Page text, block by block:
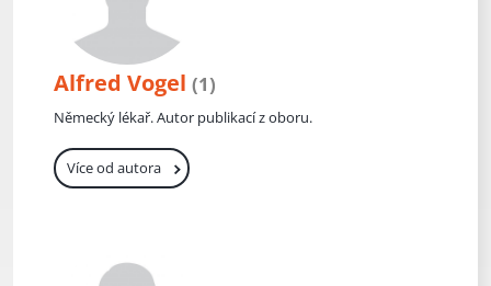
Alfred Vogel (1)
Německý lékař. Autor publikací z oboru.
Více od autora